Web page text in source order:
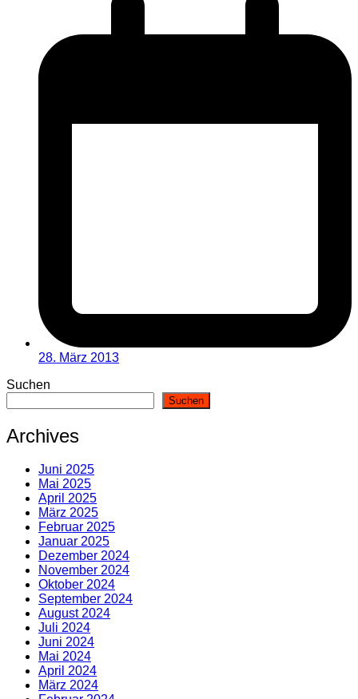
28. März 2013
Suchen
Suchen
Archives
Juni 2025
Mai 2025
April 2025
März 2025
Februar 2025
Januar 2025
Dezember 2024
November 2024
Oktober 2024
September 2024
August 2024
Juli 2024
Juni 2024
Mai 2024
April 2024
März 2024